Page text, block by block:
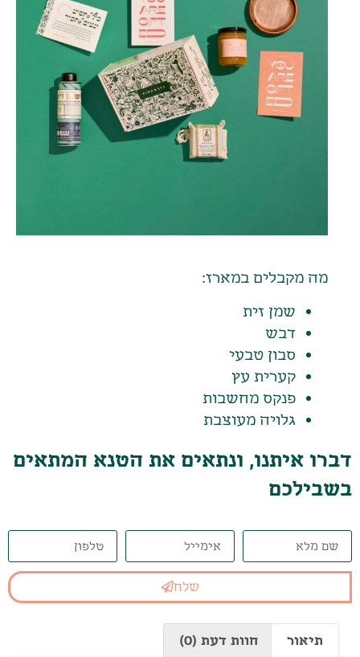
מה מקבלים במארז:
שמן זית
דבש
סבון טבעי
קערית עץ
פנקס מחשבות
גלויה מעוצבת
דברו איתנו, ונתאים את הטנא המתאים
בשבילכם
שלח
תיאור חוות דעת (0)